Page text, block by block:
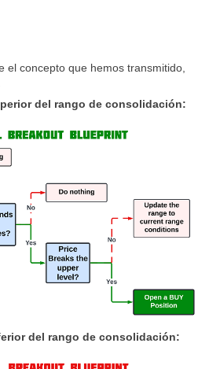
el concepto que hemos transmitido,
del rango de consolidación:
del rango de consolidación: